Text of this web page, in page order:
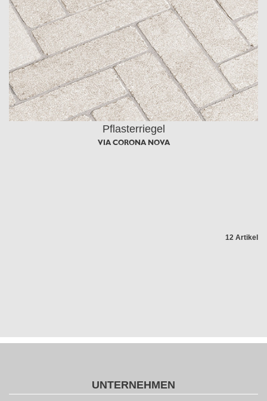
Pflasterriegel
VIA CORONA NOVA
12 Artikel
UNTERNEHMEN